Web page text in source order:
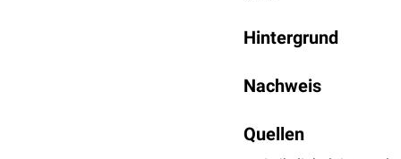
Hintergrund
zentralen und peripheren
Hodgkin-Lymphomen
Nachweis
Immunfluoreszenz
Quellen